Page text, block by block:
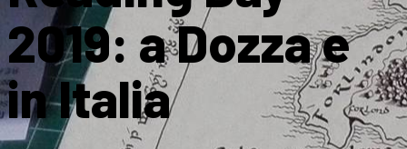
2019: a Dozza e
in Italia